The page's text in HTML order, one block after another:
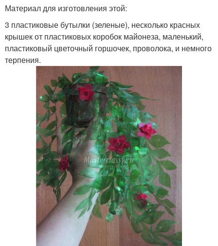
Бутоны из бутылки
Листы из пластиковых
бутылок
Листики из
пластиковых бутылок
Центр из пластиковых
бутылок
Цветок из пластиковой
бутылки
Цвета из пластиковой
бутылки
Материал для изготовления этой:
3 пластиковые бутылки (зеленые), несколько красных
крышек от пластиковых коробок майонеза, маленький,
пластиковый цветочный горшочек, проволока, и немного
терпения.